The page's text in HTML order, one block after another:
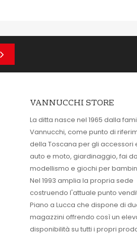
VANNUCCHI STORE
La ditta nasce nel 1965 dalla
Vannucchi, come punto di
della Toscana per gli accessori
auto e moto, giardinaggio, fai
modellismo e giochi per
Nel 1993 amplia la propria sede
costruendo l'attuale punto
Piano a Lucca che dispone di
magazzini offrendo così un
disponibilità su tutti i propri